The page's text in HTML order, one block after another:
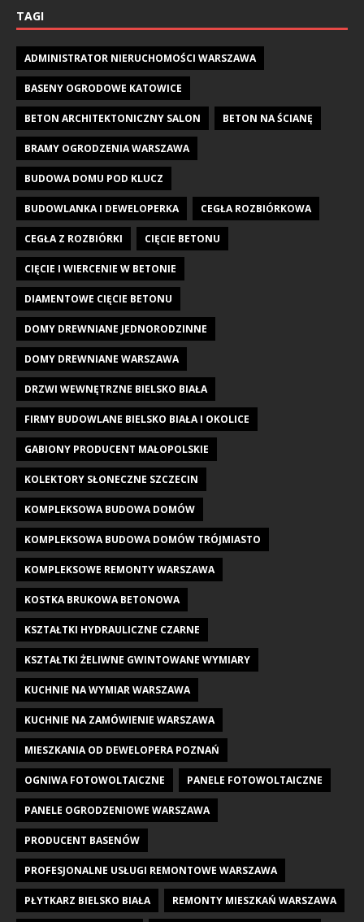
TAGI
ADMINISTRATOR NIERUCHOMOŚCI WARSZAWA
BASENY OGRODOWE KATOWICE
BETON ARCHITEKTONICZNY SALON BETON NA ŚCIANĘ
BRAMY OGRODZENIA WARSZAWA
BUDOWA DOMU POD KLUCZ
BUDOWLANKA I DEWELOPERKA CEGŁA ROZBIÓRKOWA
CEGŁA Z ROZBIÓRKI CIĘCIE BETONU
CIĘCIE I WIERCENIE W BETONIE
DIAMENTOWE CIĘCIE BETONU
DOMY DREWNIANE JEDNORODZINNE
DOMY DREWNIANE WARSZAWA
DRZWI WEWNĘTRZNE BIELSKO BIAŁA
FIRMY BUDOWLANE BIELSKO BIAŁA I OKOLICE
GABIONY PRODUCENT MAŁOPOLSKIE
KOLEKTORY SŁONECZNE SZCZECIN
KOMPLEKSOWA BUDOWA DOMÓW
KOMPLEKSOWA BUDOWA DOMÓW TRÓJMIASTO
KOMPLEKSOWE REMONTY WARSZAWA
KOSTKA BRUKOWA BETONOWA
KSZTAŁTKI HYDRAULICZNE CZARNE
KSZTAŁTKI ŻELIWNE GWINTOWANE WYMIARY
KUCHNIE NA WYMIAR WARSZAWA
KUCHNIE NA ZAMÓWIENIE WARSZAWA
MIESZKANIA OD DEWELOPERA POZNAŃ
OGNIWA FOTOWOLTAICZNE PANELE FOTOWOLTAICZNE
PANELE OGRODZENIOWE WARSZAWA
PRODUCENT BASENÓW
PROFESJONALNE USŁUGI REMONTOWE WARSZAWA
PŁYTKARZ BIELSKO BIAŁA REMONTY MIESZKAŃ WARSZAWA